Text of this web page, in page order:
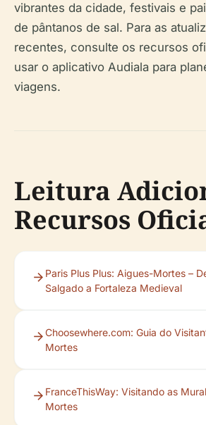
vibrantes da cidade, festivais e
de pântanos de sal. Para as
recentes, consulte os recursos
usar o aplicativo Audiala para
viagens.
Leitura
Recursos
Paris Plus Plus: Aigues-Mortes –
Salgado a Fortaleza Medieval
Choosewhere.com: Guia do
Mortes
FranceThisWay: Visitando as
Mortes